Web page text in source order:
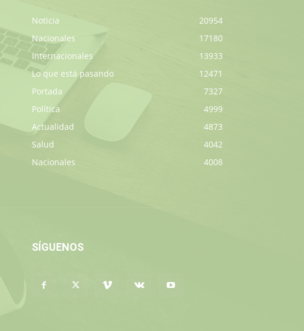
Noticia
20954
Nacionales
17180
Internacionales
13933
Lo que está pasando
12471
Portada
7327
Política
4999
Actualidad
4873
Salud
4042
Nacionales
4008
SÍGUENOS